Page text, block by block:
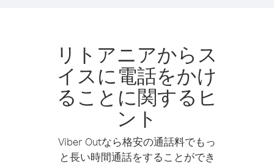
リトアニアからス
イスに電話をかけ
ることに関するヒ
ント
Viber Outなら格安の通話料でもっ
と長い時間通話をすることができ